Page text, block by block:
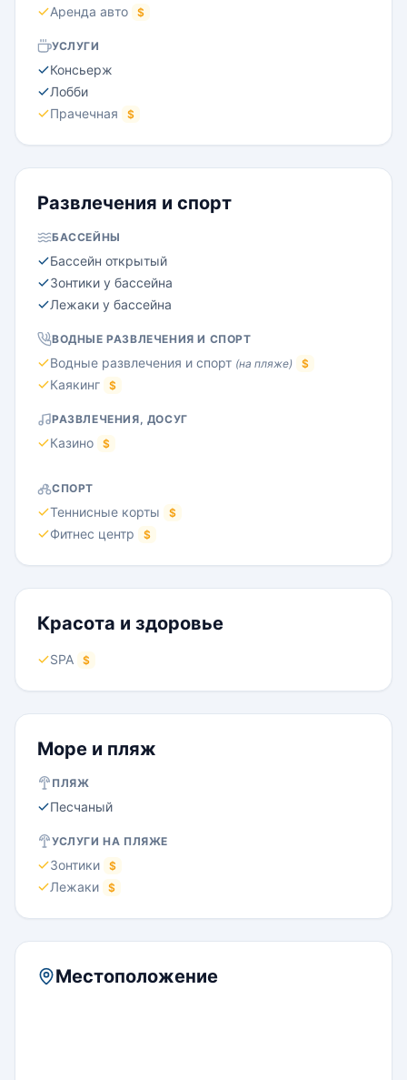
Аренда авто $
УСЛУГИ
Консьерж
Лобби
Прачечная
$
Развлечения и спорт
БАССЕЙНЫ
Бассейн открытый
Зонтики у бассейна
Лежаки у бассейна
ВОДНЫЕ РАЗВЛЕЧЕНИЯ И СПОРТ
Водные развлечения и спорт (на пляже) $
Каякинг $
РАЗВЛЕЧЕНИЯ, ДОСУГ
Казино $
СПОРТ
Теннисные корты $
Фитнес центр $
Красота и здоровье
SPA $
Море и пляж
ПЛЯЖ
Песчаный
УСЛУГИ НА ПЛЯЖЕ
Зонтики $
Лежаки $
Местоположение